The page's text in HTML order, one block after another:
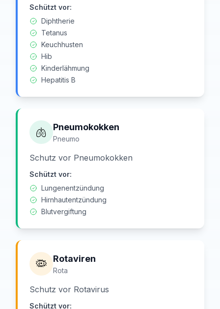
Schützt vor:
Diphtherie
Tetanus
Keuchhusten
Hib
Kinderlähmung
Hepatitis B
🫁 Pneumokokken
Pneumo
Schutz vor Pneumokokken
Schützt vor:
Lungenentzündung
Hirnhautentzündung
Blutvergiftung
🦠 Rotaviren
Rota
Schutz vor Rotavirus
Schützt vor: